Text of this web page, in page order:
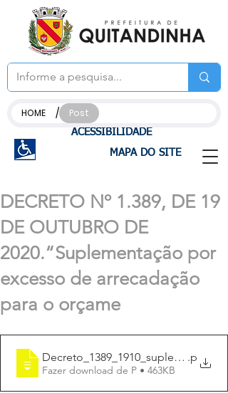
ACESSIBILIDADE
MAPA DO SITE
HOME / Post
DECRETO Nº 1.389, DE 19
DE OUTUBRO DE
2020.“Suplementação por
excesso de arrecadação
para o orçame
Decreto_1389_1910_suplem_R$
.p
Fazer download de P • 463KB